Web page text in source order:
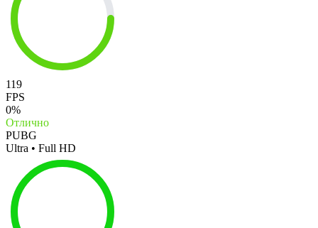
119
FPS
0%
Отлично
PUBG
Ultra • Full HD